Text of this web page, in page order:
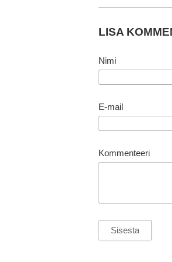
LISA
Nimi
E-mail
Kommenteeri